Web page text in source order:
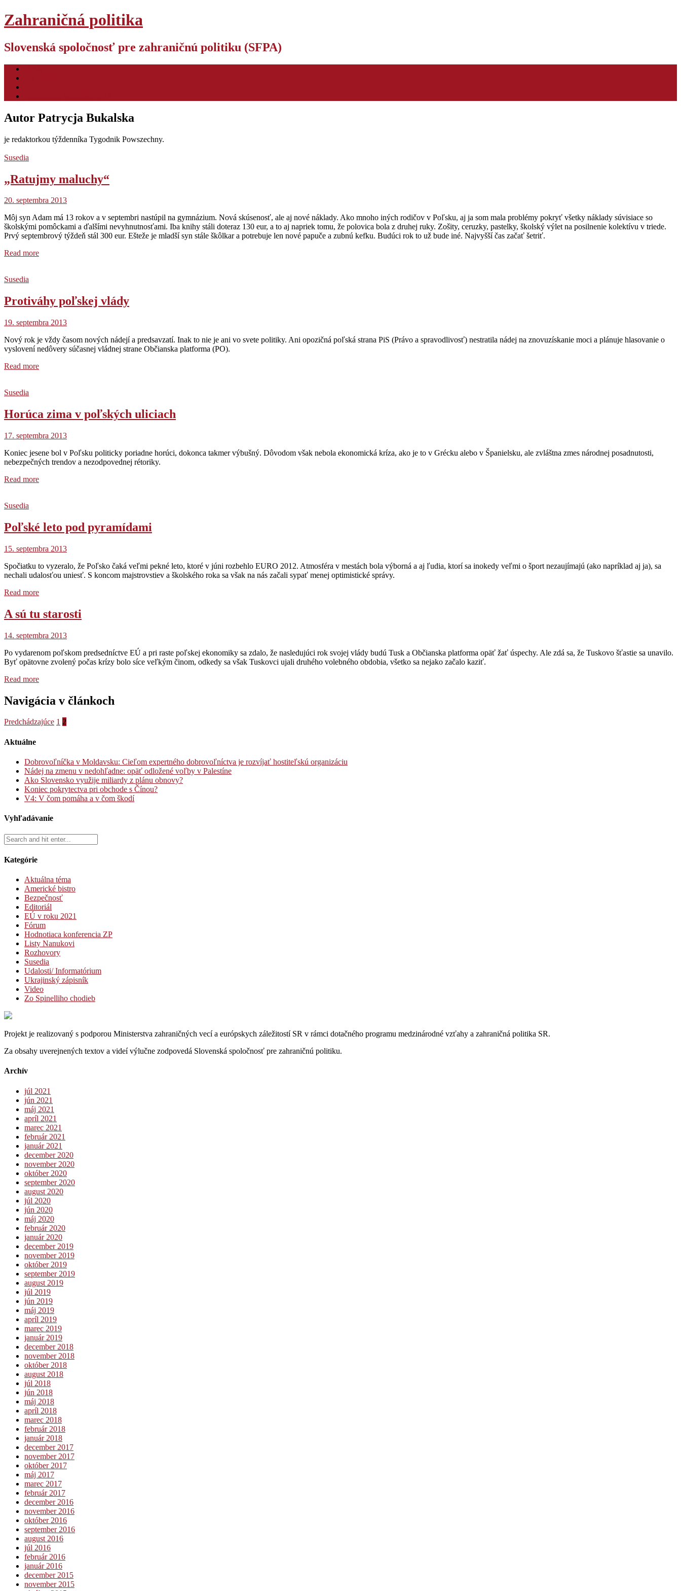
Zahraničná politika
Slovenská spoločnosť pre zahraničnú politiku (SFPA)
Autor Patrycja Bukalska
je redaktorkou týždenníka Tygodnik Powszechny.
Susedia
„Ratujmy maluchy“
20. septembra 2013
Môj syn Adam má 13 rokov a v septembri nastúpil na gymnázium. Nová skúsenosť, ale aj nové náklady. Ako mnoho iných rodičov v Poľsku, aj ja som mala problémy pokryť všetky náklady súvisiace so
školskými pomôckami a ďalšími nevyhnutnosťami. Iba knihy stáli doteraz 130 eur, a to aj napriek tomu, že polovica bola z druhej ruky. Zošity, ceruzky, pastelky, školský výlet na posilnenie kolektívu v triede.
Prvý septembrový týždeň stál 300 eur. Ešteže je mladší syn stále škôlkar a potrebuje len nové papuče a zubnú kefku. Budúci rok to už bude iné. Najvyšší čas začať šetriť.
Read more
Susedia
Protiváhy poľskej vlády
19. septembra 2013
Nový rok je vždy časom nových nádejí a predsavzatí. Inak to nie je ani vo svete politiky. Ani opozičná poľská strana PiS (Právo a spravodlivosť) nestratila nádej na znovuzískanie moci a plánuje hlasovanie o
vyslovení nedôvery súčasnej vládnej strane Občianska platforma (PO).
Read more
Susedia
Horúca zima v poľských uliciach
17. septembra 2013
Koniec jesene bol v Poľsku politicky poriadne horúci, dokonca takmer výbušný. Dôvodom však nebola ekonomická kríza, ako je to v Grécku alebo v Španielsku, ale zvláštna zmes národnej posadnutosti,
nebezpečných trendov a nezodpovednej rétoriky.
Read more
Susedia
Poľské leto pod pyramídami
15. septembra 2013
Spočiatku to vyzeralo, že Poľsko čaká veľmi pekné leto, ktoré v júni rozbehlo EURO 2012. Atmosféra v mestách bola výborná a aj ľudia, ktorí sa inokedy veľmi o šport nezaujímajú (ako napríklad aj ja), sa
nechali udalosťou uniesť. S koncom majstrovstiev a školského roka sa však na nás začali sypať menej optimistické správy.
Read more
A sú tu starosti
14. septembra 2013
Po vydarenom poľskom predsedníctve EÚ a pri raste poľskej ekonomiky sa zdalo, že nasledujúci rok svojej vlády budú Tusk a Občianska platforma opäť žať úspechy. Ale zdá sa, že Tuskovo šťastie sa unavilo.
Byť opätovne zvolený počas krízy bolo síce veľkým činom, odkedy sa však Tuskovci ujali druhého volebného obdobia, všetko sa nejako začalo kaziť.
Read more
Navigácia v článkoch
Predchádzajúce 1 2
Aktuálne
Dobrovoľníčka v Moldavsku: Cieľom expertného dobrovoľníctva je rozvíjať hostiteľskú organizáciu
Nádej na zmenu v nedohľadne: opäť odložené voľby v Palestíne
Ako Slovensko využije miliardy z plánu obnovy?
Koniec pokrytectva pri obchode s Čínou?
V4: V čom pomáha a v čom škodí
Vyhľadávanie
Kategórie
Aktuálna téma
Americké bistro
Bezpečnosť
Editoriál
EÚ v roku 2021
Fórum
Hodnotiaca konferencia ZP
Listy Nanukovi
Rozhovory
Susedia
Udalosti/ Informatórium
Ukrajinský zápisník
Video
Zo Spinelliho chodieb
Projekt je realizovaný s podporou Ministerstva zahraničných vecí a európskych záležitostí SR v rámci dotačného programu medzinárodné vzťahy a zahraničná politika SR.
Za obsahy uverejnených textov a videí výlučne zodpovedá Slovenská spoločnosť pre zahraničnú politiku.
Archív
júl 2021
jún 2021
máj 2021
apríl 2021
marec 2021
február 2021
január 2021
december 2020
november 2020
október 2020
september 2020
august 2020
júl 2020
jún 2020
máj 2020
február 2020
január 2020
december 2019
november 2019
október 2019
september 2019
august 2019
júl 2019
jún 2019
máj 2019
apríl 2019
marec 2019
január 2019
december 2018
november 2018
október 2018
august 2018
júl 2018
jún 2018
máj 2018
apríl 2018
marec 2018
február 2018
január 2018
december 2017
november 2017
október 2017
máj 2017
marec 2017
február 2017
december 2016
november 2016
október 2016
september 2016
august 2016
júl 2016
február 2016
január 2016
december 2015
november 2015